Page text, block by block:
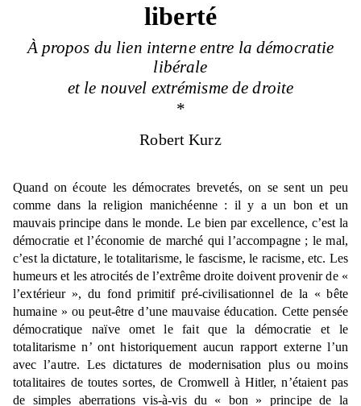
liberté
À propos du lien interne entre la démocratie
libérale
et le nouvel extrémisme de droite
*
Robert Kurz
Quand on écoute les démocrates brevetés, on se sent un peu
comme dans la religion manichéenne : il y a un bon et un
mauvais principe dans le monde. Le bien par excellence, c’est la
démocratie et l’économie de marché qui l’accompagne ; le mal,
c’est la dictature, le totalitarisme, le fascisme, le racisme, etc. Les
humeurs et les atrocités de l’extrême droite doivent provenir de «
l’extérieur », du fond primitif pré-civilisationnel de la « bête
humaine » ou peut-être d’une mauvaise éducation. Cette pensée
démocratique naïve omet le fait que la démocratie et le
totalitarisme n’ ont historiquement aucun rapport externe l’un
avec l’autre. Les dictatures de modernisation plus ou moins
totalitaires de toutes sortes, de Cromwell à Hitler, n’étaient pas
de simples aberrations vis-à-vis du « bon » principe de la